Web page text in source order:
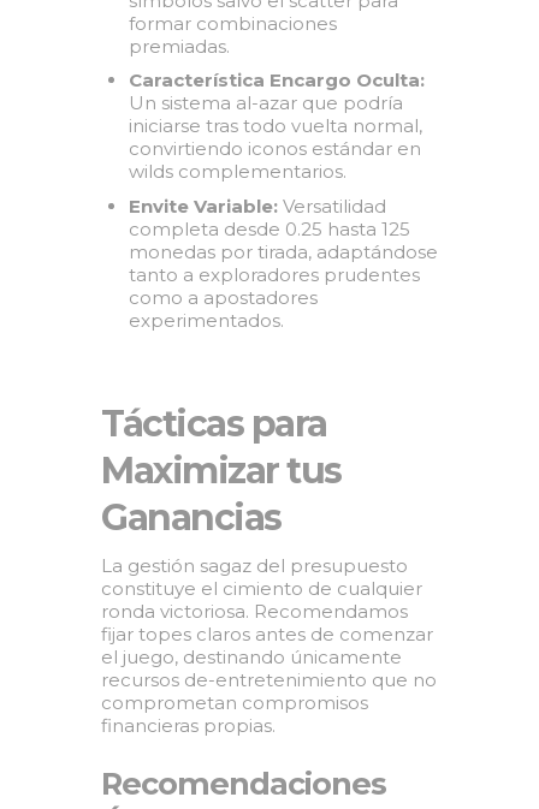
formar combinaciones
premiadas.
Característica Encargo Oculta:
Un sistema al-azar que podría
iniciarse tras todo vuelta normal,
convirtiendo iconos estándar en
wilds complementarios.
Envite Variable:Versatilidad
completa desde 0.25 hasta 125
monedas por tirada, adaptándose
tanto a exploradores prudentes
como a apostadores
experimentados.
Tácticas para
Maximizar tus
Ganancias
La gestión sagaz del presupuesto
constituye el cimiento de cualquier
ronda victoriosa. Recomendamos
fijar topes claros antes de comenzar
el juego, destinando únicamente
recursos de-entretenimiento que no
comprometan compromisos
financieras propias.
Recomendaciones